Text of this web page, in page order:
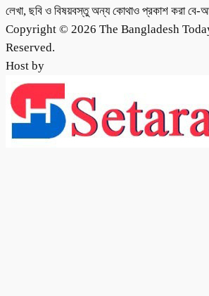
লেখা, ছবি ও বিষয়বস্তু অন্য কোথাও প্রকাশ করা বে-
Copyright © 2026 The Bangladesh
Reserved.
Host by